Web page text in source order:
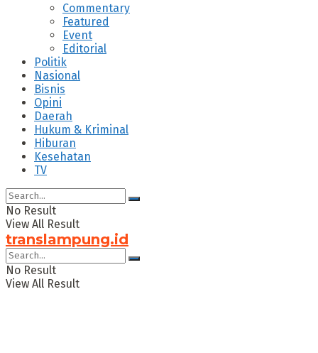
Commentary
Featured
Event
Editorial
Politik
Nasional
Bisnis
Opini
Daerah
Hukum & Kriminal
Hiburan
Kesehatan
TV
No Result
View All Result
translampung.id
No Result
View All Result